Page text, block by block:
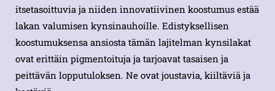
itsetasoittuvia ja niiden innovatiivinen koostumus estää
lakan valumisen kynsinauhoille. Edistyksellisen
koostumuksensa ansiosta tämän lajitelman kynsilakat
ovat erittäin pigmentoituja ja tarjoavat tasaisen ja
peittävän lopputuloksen. Ne ovat joustavia, kiiltäviä ja